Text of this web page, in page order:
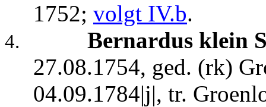
1752; volgt IV.b.
4.
Bernardus klein
27.08.1754, ged. (rk)
04.09.1784|j|, tr.